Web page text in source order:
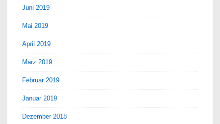
Juni 2019
Mai 2019
April 2019
März 2019
Februar 2019
Januar 2019
Dezember 2018